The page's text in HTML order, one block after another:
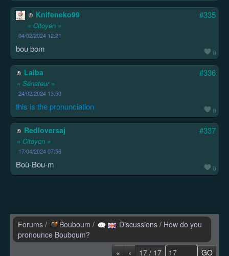
Knifeneko99
« Citoyen »
04/02/2024 12:21
#335
0
bou bom
Laiba
« Sénateur »
24/02/2024 13:50
#336
0
this is the pronunciation
Redloversaj
« Citoyen »
17/04/2024 07:56
#337
0
Boù-Bou-m
Forums / Bouboum / Discussions / How do you
pronounce Bouboum?
«
‹ 17 / 17 GO